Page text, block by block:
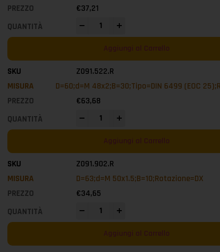
€37,21
Aggiungi al Carrello
Z091.522.R
D=60;d=M 48x2;B=30;Tipo=DIN 6499 (EOC
€63,68
Aggiungi al Carrello
Z091.902.R
D=63;d=M 50x1.5;B=10;Rotazione=DX
€34,65
Aggiungi al Carrello